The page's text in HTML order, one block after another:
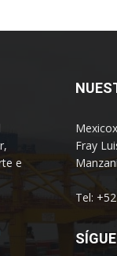
e
Fray
Tel: